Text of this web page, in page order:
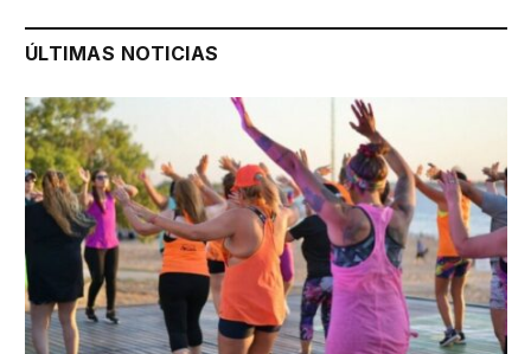
ÚLTIMAS NOTICIAS